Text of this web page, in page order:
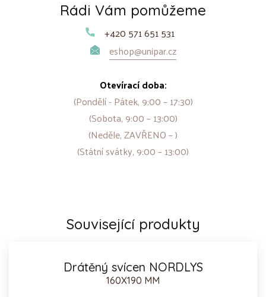
Rádi Vám pomůžeme
+420 571 651 531
eshop@unipar.cz
Otevírací doba:
(Pondělí - Pátek, 9:00 – 17:30)
(Sobota, 9:00 – 13:00)
(Neděle, ZAVŘENO – )
(Státní svátky, 9:00 – 13:00)
Související produkty
Drátěný svícen NORDLYS
160X190 MM